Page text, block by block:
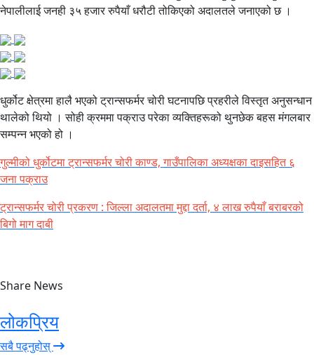
नेपालीलाई जनही ३५ हजार रुपैयाँ धरौटी तोकिएको अदालतले जनाएको छ ।
धुर्कोट क्षेत्रमा हालै भएको ट्रान्सफर्मर चोरी घटनापछि प्रहरीले विस्तृत अनुसन्धान
थालेको थियो । सोही क्रममा पक्राउ परेका व्यक्तिहरूको थुनछेक बहस मंगलबार
सम्पन्न भएको हो ।
गुल्मीकोधुर्कोटमाट्रान्सफर्मरचोरी काण्ड, गाउँपालिका अध्यक्षका दाइसहित ६
जना पक्राउ
ट्रान्सफर्मर चोरी प्रकरण : जिल्ला अदालतमा मुद्दा दर्ता, ४ लाख रुपैयाँ बराबरको
बिगो माग दाबी
Share News
लोकप्रिय
सबै पढ्नुहोस्